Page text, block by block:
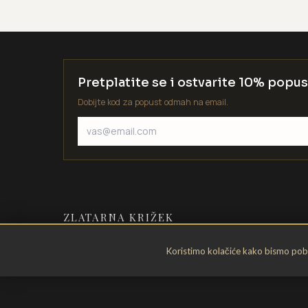
Koristimo kolačiće kako bismo
Pretplatite se i ostvarite 10%
Dobijte kod za popust odmah na email.
ZLATARNA KRIŽEK